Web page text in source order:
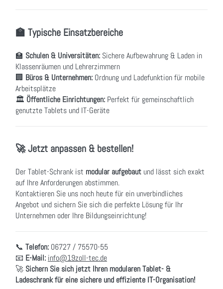
🏫 Typische Einsatzbereiche
🏫 Schulen & Universitäten: Sichere Aufbewahrung & Laden in
Klassenräumen und Lehrerzimmern
🏢 Büros & Unternehmen: Ordnung und Ladefunktion für mobile
Arbeitsplätze
🏛 Öffentliche Einrichtungen: Perfekt für gemeinschaftlich
genutzte Tablets und IT-Geräte
🚀 Jetzt anpassen & bestellen!
Der Tablet-Schrank ist modular aufgebaut und lässt sich exakt
auf Ihre Anforderungen abstimmen.
Kontaktieren Sie uns noch heute für ein unverbindliches
Angebot und sichern Sie sich die perfekte Lösung für Ihr
Unternehmen oder Ihre Bildungseinrichtung!
📞 Telefon: 06727 / 75570-55
📧 E-Mail: info@19zoll-tec.de
🚀 Sichern Sie sich jetzt Ihren modularen Tablet- &
Ladeschrank für eine sichere und effiziente IT-Organisation!